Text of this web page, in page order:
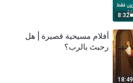
8:32
18:49
أفلام مسيحية قصيرة | هل
رحبتَ بالرب؟